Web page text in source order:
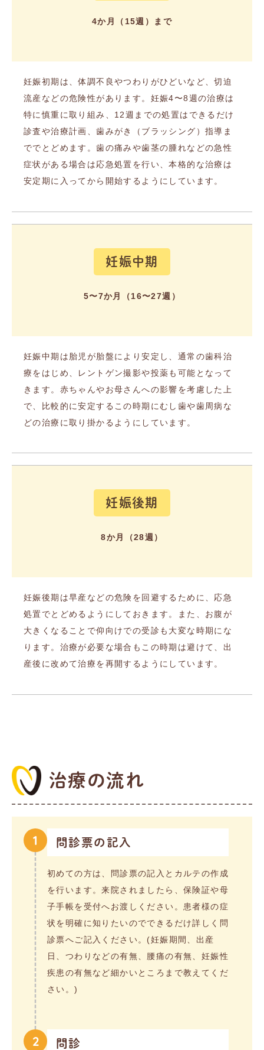
4か月（15週）まで
妊娠初期は、体調不良やつわりがひどいなど、切迫
流産などの危険性があります。妊娠4〜8週の治療は
特に慎重に取り組み、12週までの処置はできるだけ
診査や治療計画、歯みがき（ブラッシング）指導ま
ででとどめます。歯の痛みや歯茎の腫れなどの急性
症状がある場合は応急処置を行い、本格的な治療は
安定期に入ってから開始するようにしています。
妊娠中期
5〜7か月（16〜27週）
妊娠中期は胎児が胎盤により安定し、通常の歯科治
療をはじめ、レントゲン撮影や投薬も可能となって
きます。赤ちゃんやお母さんへの影響を考慮した上
で、比較的に安定するこの時期にむし歯や歯周病な
どの治療に取り掛かるようにしています。
妊娠後期
8か月（28週）
妊娠後期は早産などの危険を回避するために、応急
処置でとどめるようにしておきます。また、お腹が
大きくなることで仰向けでの受診も大変な時期にな
ります。治療が必要な場合もこの時期は避けて、出
産後に改めて治療を再開するようにしています。
治療の流れ
1 問診票の記入
初めての方は、問診票の記入とカルテの作成
を行います。来院されましたら、保険証や母
子手帳を受付へお渡しください。患者様の症
状を明確に知りたいのでできるだけ詳しく問
診票へご記入ください。(妊娠期間、出産
日、つわりなどの有無、腰痛の有無、妊娠性
疾患の有無など細かいところまで教えてくだ
さい。)
2 問診